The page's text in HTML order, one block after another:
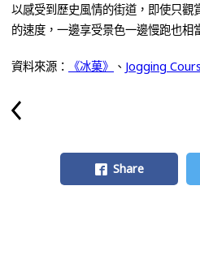
以感受到歷史風情的街道，即使只觀
的速度，一邊享受景色一邊慢跑也相
資料來源： 《冰菓》 、 Jogging
Share